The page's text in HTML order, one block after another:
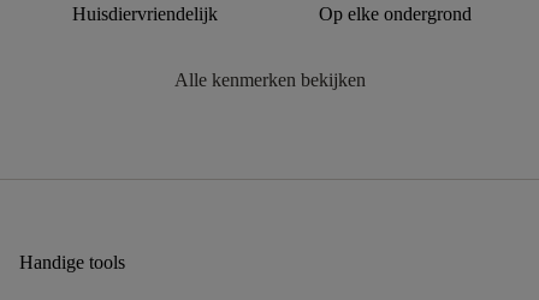
Huisdiervriendelijk Op elke ondergrond
Alle kenmerken bekijken
Handige tools